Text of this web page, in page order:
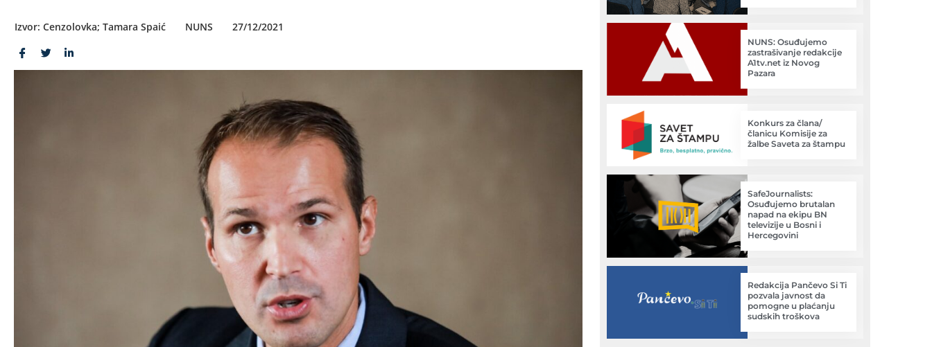
Izvor: Cenzolovka; Tamara Spaić NUNS 27/12/2021
NUNS: Osuđujemo
zastrašivanje redakcije
A1tv.net iz Novog
Pazara
Konkurs za člana/
članicu Komisije za
žalbe Saveta za štampu
SafeJournalists:
Osuđujemo brutalan
napad na ekipu BN
televizije u Bosni i
Hercegovini
Redakcija Pančevo Si Ti
pozvala javnost da
pomogne u plaćanju
sudskih troškova